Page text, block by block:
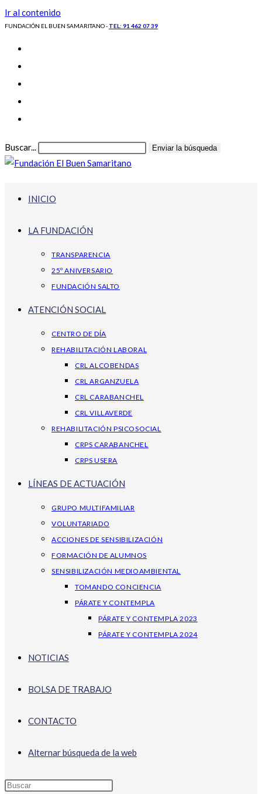
Ir al contenido
FUNDACIÓN EL BUEN SAMARITANO - TEL: 91 462 07 39
Buscar... Enviar la búsqueda
INICIO
LA FUNDACIÓN
TRANSPARENCIA
25º ANIVERSARIO
FUNDACIÓN SALTO
ATENCIÓN SOCIAL
CENTRO DE DÍA
REHABILITACIÓN LABORAL
CRL ALCOBENDAS
CRL ARGANZUELA
CRL CARABANCHEL
CRL VILLAVERDE
REHABILITACIÓN PSICOSOCIAL
CRPS CARABANCHEL
CRPS USERA
LÍNEAS DE ACTUACIÓN
GRUPO MULTIFAMILIAR
VOLUNTARIADO
ACCIONES DE SENSIBILIZACIÓN
FORMACIÓN DE ALUMNOS
SENSIBILIZACIÓN MEDIOAMBIENTAL
TOMANDO CONCIENCIA
PÁRATE Y CONTEMPLA
PÁRATE Y CONTEMPLA 2023
PÁRATE Y CONTEMPLA 2024
NOTICIAS
BOLSA DE TRABAJO
CONTACTO
Alternar búsqueda de la web